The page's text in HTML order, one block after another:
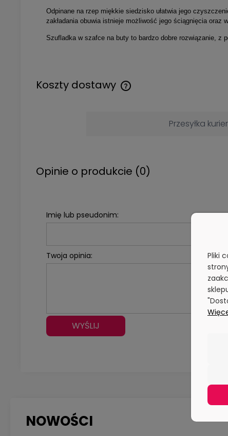
Odpinane na rzep miękkie siedzisko ułatwia jego
zakładania obuwia istnieje możliwość jego ściągnięcia oraz
Szufladka w szafce na buty to bardzo dobre rozwiązanie, z
Koszty dostawy
Przesyłka
Opinie o produkcie (0)
Imię lub pseudonim:
Twoja opinia:
WYŚLIJ
NOWOŚCI
Pliki